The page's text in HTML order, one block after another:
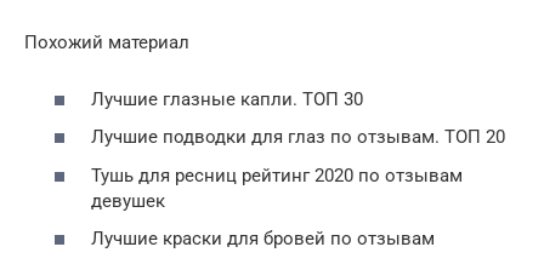
Похожий материал
Лучшие глазные капли. ТОП 30
Лучшие подводки для глаз по отзывам. ТОП 20
Тушь для ресниц рейтинг 2020 по отзывам
девушек
Лучшие краски для бровей по отзывам